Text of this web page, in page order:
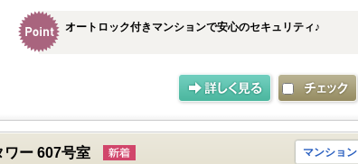
オートロック付きマンションで安心のセキュリティ♪
ー 607号室 マンション